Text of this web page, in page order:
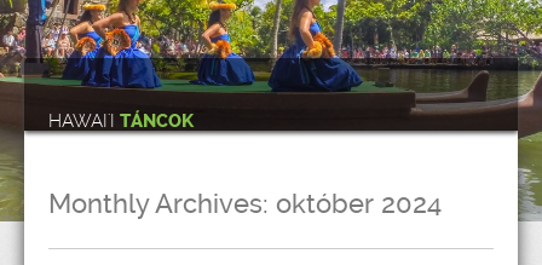
HAWAI'I TÁNCOK
Monthly Archives: október 2024